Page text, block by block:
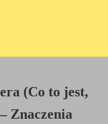
(Co to jest,
Znaczenia